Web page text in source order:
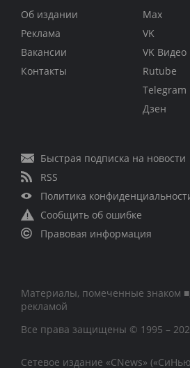
Об издании
Реклама
Вакансии
Контакты
Max
VK
VK Видео
Rutube
Telegram
Дзен
Быстрая подписка на новости
RSS
Политика
Сообщить об ошибке
Правовая информация
Материалы, помеченные знаком
рекламой
Все права защищены © 1995 –
Сетевое издание «CNews»